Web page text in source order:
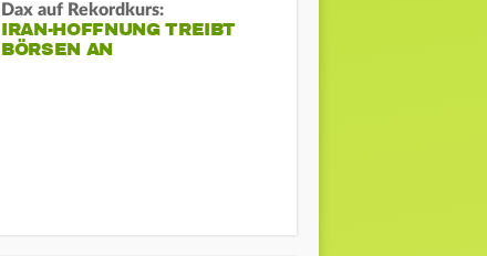
Dax auf Rekordkurs:
IRAN-HOFFNUNG TREIBT
BÖRSEN AN